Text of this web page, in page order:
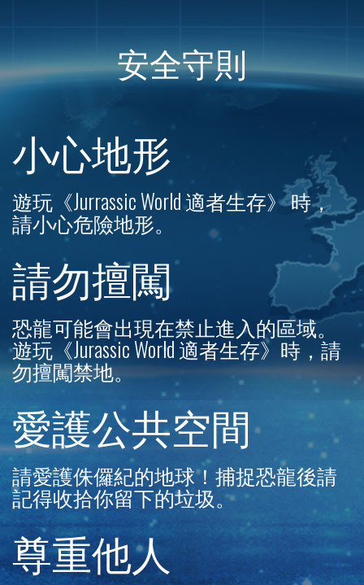
安全守則
小心地形
遊玩《Jurrassic World 適者生存》 時，
請小心危險地形。
請勿擅闖
恐龍可能會出現在禁止進入的區域。
遊玩《Jurassic World 適者生存》時，請
勿擅闖禁地。
愛護公共空間
請愛護侏儸紀的地球！捕捉恐龍後請
記得收拾你留下的垃圾。
尊重他人